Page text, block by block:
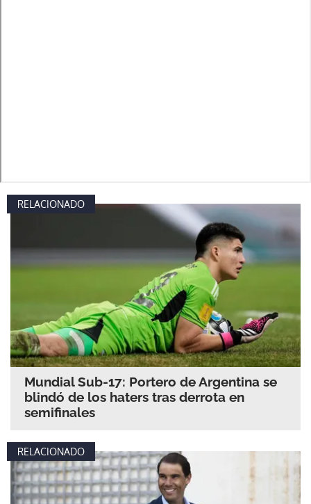
RELACIONADO
Mundial Sub-17: Portero de Argentina se
blindó de los haters tras derrota en
semifinales
RELACIONADO